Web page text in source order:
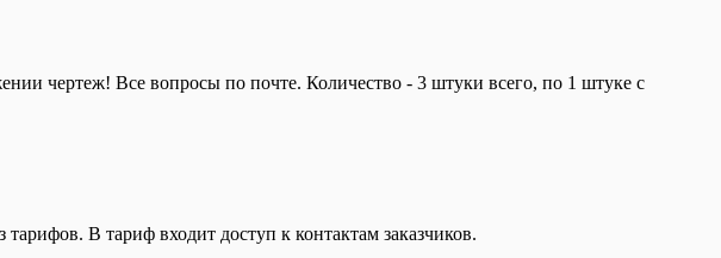
чертеж! Все вопросы по почте. Количество - 3 штуки всего, по 1 штуке с
В тариф входит доступ к контактам заказчиков.